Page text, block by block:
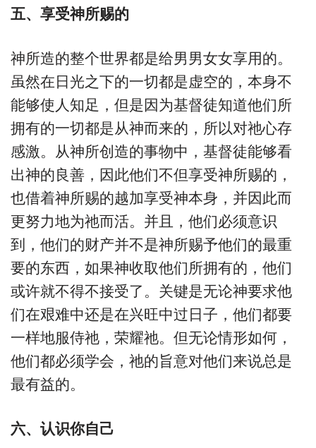
五、享受神所赐的
神所造的整个世界都是给男男女女享用的。
虽然在日光之下的一切都是虚空的，本身不
能够使人知足，但是因为基督徒知道他们所
拥有的一切都是从神而来的，所以对祂心存
感激。从神所创造的事物中，基督徒能够看
出神的良善，因此他们不但享受神所赐的，
也借着神所赐的越加享受神本身，并因此而
更努力地为祂而活。并且，他们必须意识
到，他们的财产并不是神所赐予他们的最重
要的东西，如果神收取他们所拥有的，他们
或许就不得不接受了。关键是无论神要求他
们在艰难中还是在兴旺中过日子，他们都要
一样地服侍祂，荣耀祂。但无论情形如何，
他们都必须学会，祂的旨意对他们来说总是
最有益的。
六、认识你自己